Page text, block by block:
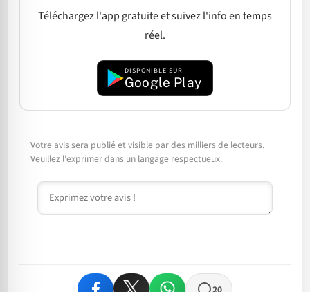
Téléchargez l'app gratuite et suivez l'info en temps
réel.
DISPONIBLE SUR
Google Play
Votre avis sera publié et visible par des milliers de lecteurs.
Veuillez l'exprimer dans un langage respectueux.
Commentaire